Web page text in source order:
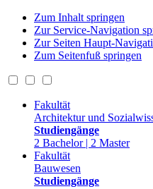
Zum Inhalt springen
Zur Service-Navigation
Zur Seiten Haupt-
Zum Seitenfuß springen
Fakultät
Architektur und
Studiengänge
2 Bachelor | 2 Master
Fakultät
Bauwesen
Studiengänge